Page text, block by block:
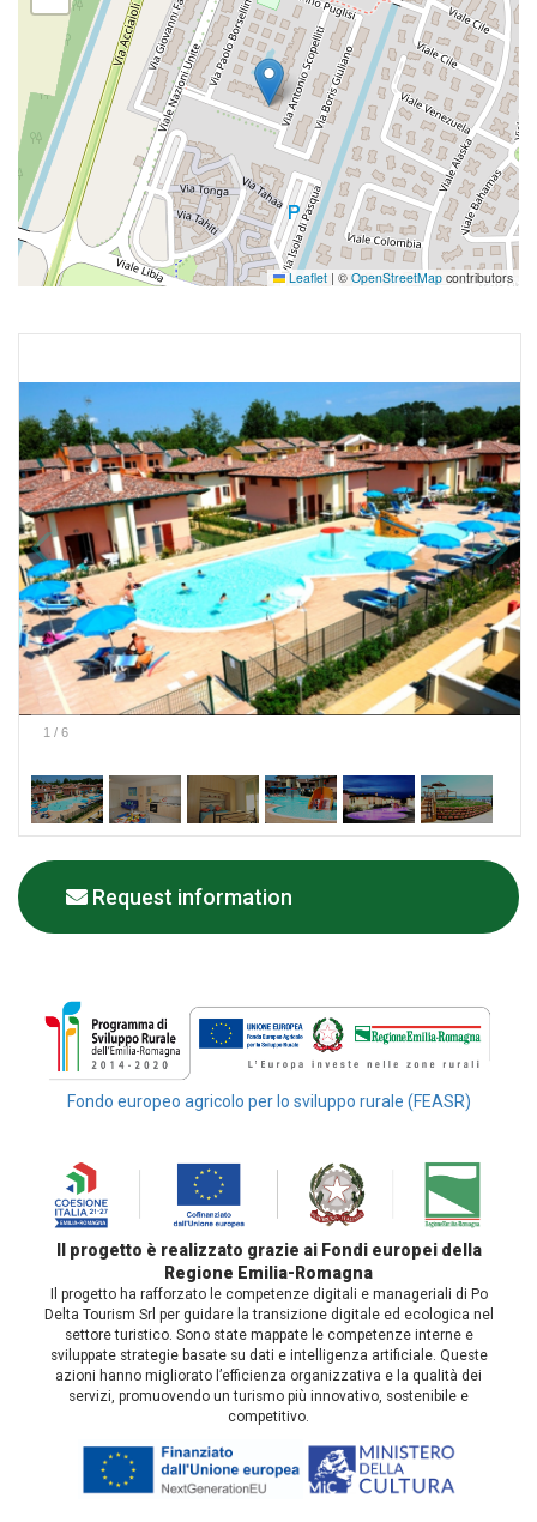
Leaflet | © OpenStreetMap contributors
1 / 6
Request information
Fondo europeo agricolo per lo sviluppo rurale (FEASR)
Il progetto è realizzato grazie ai Fondi europei della
Regione Emilia-Romagna
Il progetto ha rafforzato le competenze digitali e manageriali di Po
Delta Tourism Srl per guidare la transizione digitale ed ecologica nel
settore turistico. Sono state mappate le competenze interne e
sviluppate strategie basate su dati e intelligenza artificiale. Queste
azioni hanno migliorato l’efficienza organizzativa e la qualità dei
servizi, promuovendo un turismo più innovativo, sostenibile e
competitivo.